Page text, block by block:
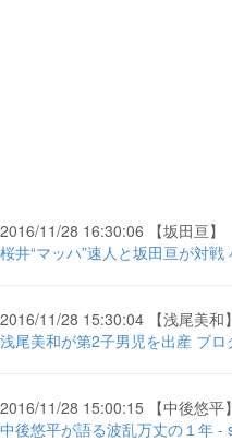
2016/11/28 16:30:06 【坂田亘】
桜井“マッハ”速人と坂田亘が対
2016/11/28 15:30:04 【浅尾美和】
浅尾美和が第2子男児を出産 ブ
2016/11/28 15:00:15 【中後悠平】
中後悠平が語る波乱万丈の１年 -